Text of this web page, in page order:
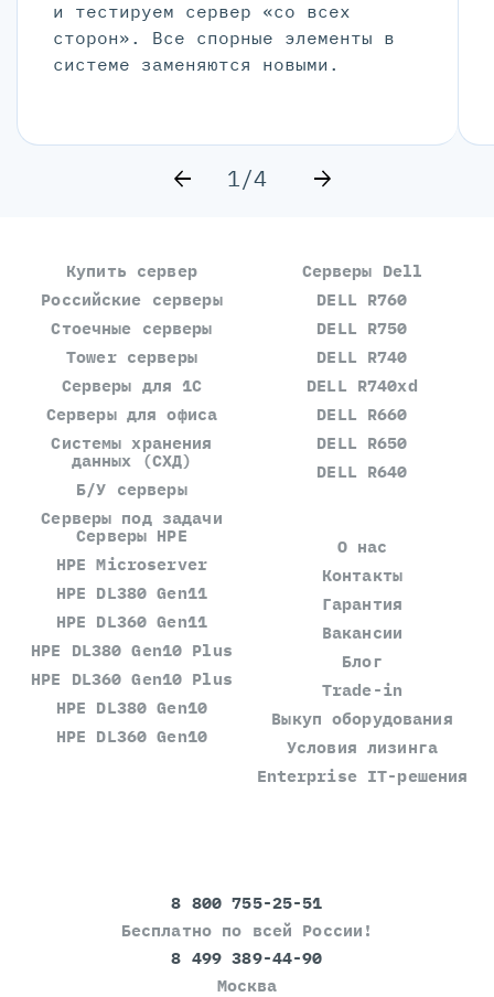
и тестируем сервер «со всех
сторон». Все спорные элементы в
системе заменяются новыми.
1/4
Купить сервер
Российские серверы
Стоечные серверы
Tower серверы
Серверы для 1С
Серверы для офиса
Системы хранения
данных (СХД)
Б/У серверы
Серверы под задачи
Серверы Dell
DELL R760
DELL R750
DELL R740
DELL R740xd
DELL R660
DELL R650
DELL R640
Серверы HPE
HPE Microserver
HPE DL380 Gen11
HPE DL360 Gen11
HPE DL380 Gen10 Plus
HPE DL360 Gen10 Plus
HPE DL380 Gen10
HPE DL360 Gen10
О нас
Контакты
Гарантия
Вакансии
Блог
Trade-in
Выкуп оборудования
Условия лизинга
Enterprise IT-решения
8 800 755-25-51
Бесплатно по всей России!
8 499 389-44-90
Москва